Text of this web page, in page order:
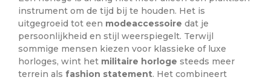
instrument om de tijd bij te houden. Het is
uitgegroeid tot een modeaccessoire dat je
persoonlijkheid en stijl weerspiegelt. Terwijl
sommige mensen kiezen voor klassieke of luxe
horloges, wint het militaire horloge steeds meer
terrein als fashion statement. Het combineert